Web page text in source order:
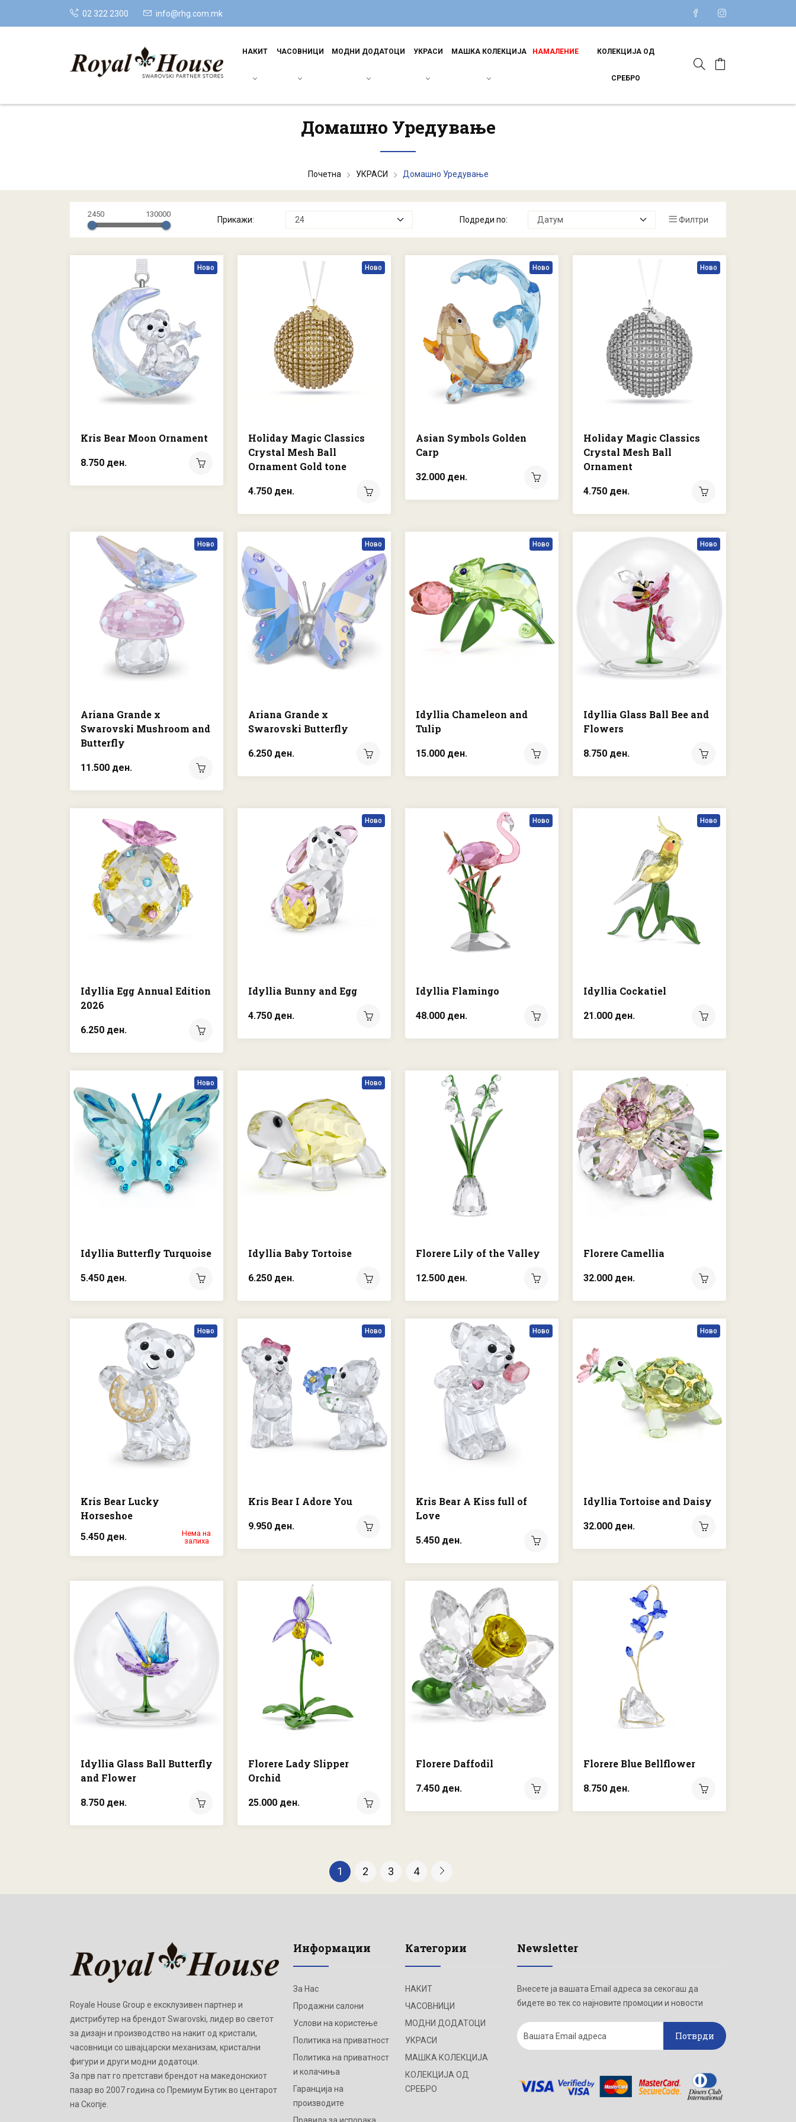
02 322 2300 info@rhg.com.mk
НАКИТ ЧАСОВНИЦИ МОДНИ ДОДАТОЦИ УКРАСИ МАШКА КОЛЕКЦИЈА НАМАЛЕНИЕ КОЛЕКЦИЈА ОД
СРЕБРО
Домашно Уредување
Почетна УКРАСИ Домашно Уредување
2450 130000
Прикажи: Подреди по: Филтри
Ново
Kris Bear Moon Ornament
8.750 ден.
Ново
Holiday Magic Classics
Crystal Mesh Ball
Ornament Gold tone
4.750 ден.
Ново
Asian Symbols Golden
Carp
32.000 ден.
Ново
Holiday Magic Classics
Crystal Mesh Ball
Ornament
4.750 ден.
Ново
Ariana Grande x
Swarovski Mushroom and
Butterfly
11.500 ден.
Ново
Ariana Grande x
Swarovski Butterfly
6.250 ден.
Ново
Idyllia Chameleon and
Tulip
15.000 ден.
Ново
Idyllia Glass Ball Bee and
Flowers
8.750 ден.
Idyllia Egg Annual Edition
2026
6.250 ден.
Ново
Idyllia Bunny and Egg
4.750 ден.
Ново
Idyllia Flamingo
48.000 ден.
Ново
Idyllia Cockatiel
21.000 ден.
Ново
Idyllia Butterfly Turquoise
5.450 ден.
Ново
Idyllia Baby Tortoise
6.250 ден.
Florere Lily of the Valley
12.500 ден.
Florere Camellia
32.000 ден.
Ново
Kris Bear Lucky
Horseshoe
5.450 ден.
Нема на
залиха
Ново
Kris Bear I Adore You
9.950 ден.
Ново
Kris Bear A Kiss full of
Love
5.450 ден.
Ново
Idyllia Tortoise and Daisy
32.000 ден.
Idyllia Glass Ball Butterfly
and Flower
8.750 ден.
Florere Lady Slipper
Orchid
25.000 ден.
Florere Daffodil
7.450 ден.
Florere Blue Bellflower
8.750 ден.
1 2 3 4
Royale House Group е ексклузивен партнер и
дистрибутер на брендот Swarovski, лидер во светот
за дизајн и производство на накит од кристали,
часовници со швајцарски механизам, кристални
фигури и други модни додатоци.
Зa прв пат го претстави брендот на македонскиот
пазар во 2007 година со Премиум Бутик во центарот
на Скопје.
Информации
За Нас
Продажни салони
Услови на користење
Политика на приватност
Политика на приватност
и колачиња
Гаранција на
производите
Категории
НАКИТ
ЧАСОВНИЦИ
МОДНИ ДОДАТОЦИ
УКРАСИ
МАШКА КОЛЕКЦИЈА
КОЛЕКЦИЈА ОД
СРЕБРО
Newsletter
Внесете ја вашата Email адреса за секогаш да
бидете во тек со најновите промоции и новости
Потврди